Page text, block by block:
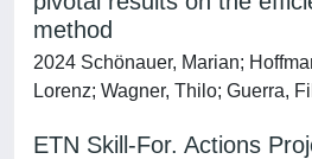
method
2024 Schönauer, Marian;
Lorenz; Wagner, Thilo; Guerra,
ETN Skill-For. Actions